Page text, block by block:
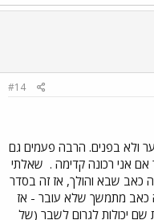
#14
ולא בפנים. הרבה פעמים גם
אני רכונה קדימה . שאלתי
כאב שבא והולך, אז זה בסדר
כאב מתמשך שלא עובר - אז
שם יכולות לגרום לשבר (של